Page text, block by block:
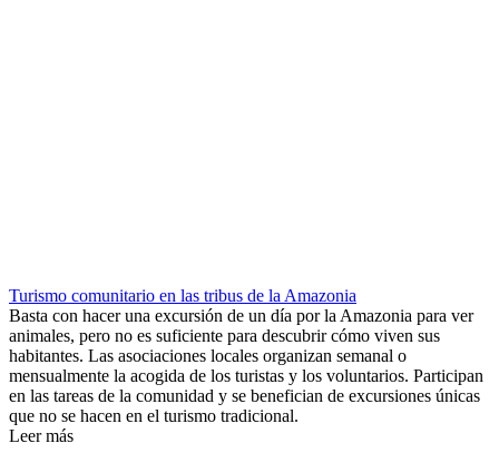
Turismo comunitario en las tribus de la Amazonia
Basta con hacer una excursión de un día por la Amazonia para ver
animales, pero no es suficiente para descubrir cómo viven sus
habitantes. Las asociaciones locales organizan semanal o
mensualmente la acogida de los turistas y los voluntarios. Participan
en las tareas de la comunidad y se benefician de excursiones únicas
que no se hacen en el turismo tradicional.
Leer más